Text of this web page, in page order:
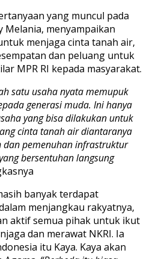
yang muncul pada
Melania, menyampaikan
menjaga cinta tanah air,
dan peluang untuk
MPR RI kepada masyarakat.
satu usaha nyata memupuk
generasi muda. Ini hanya
yang bisa dilakukan untuk
cinta tanah air diantaranya
pemenuhan infrastruktur
bersentuhan langsung
banyak terdapat
menjangkau rakyatnya,
aktif semua pihak untuk ikut
dan merawat NKRI. Ia
itu Kaya. Kaya akan